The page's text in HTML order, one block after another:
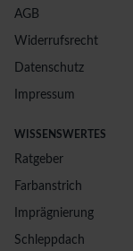
AGB
Widerrufsrecht
Datenschutz
Impressum
WISSENSWERTES
Ratgeber
Farbanstrich
Imprägnierung
Schleppdach